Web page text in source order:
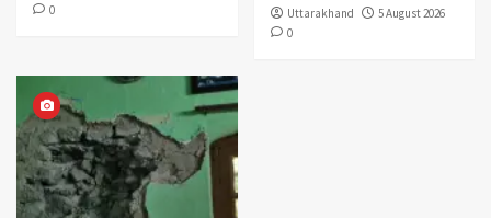
0
Uttarakhand
5 August 2026
0